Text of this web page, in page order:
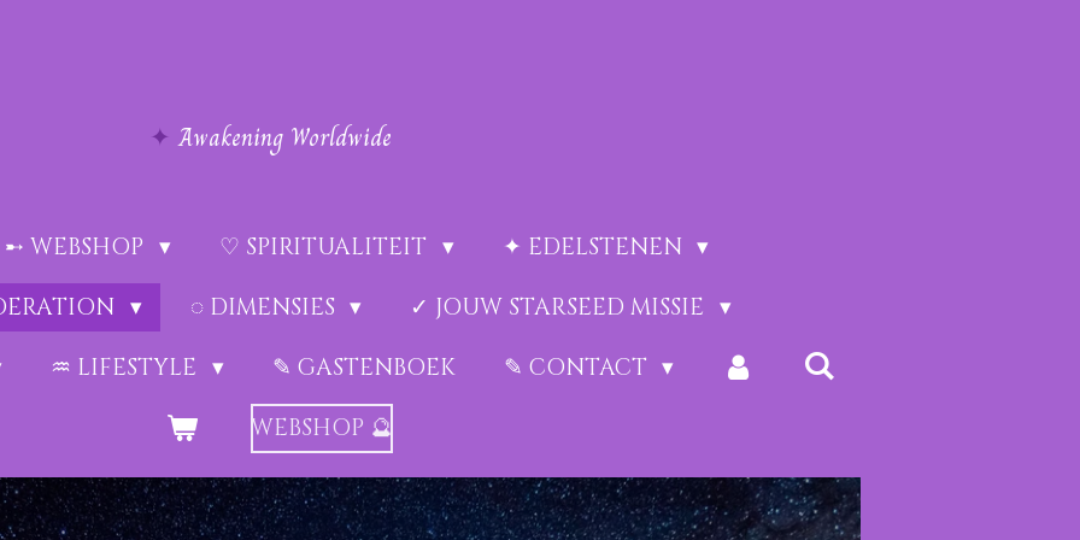
✦ Awakening Worldwide
➸ WEBSHOP ♡ SPIRITUALITEIT
✦ EDELSTENEN
◌ DIMENSIES
✓ JOUW STARSEED MISSIE
♒︎ LIFESTYLE ✎ GASTENBOEK
✎ CONTACT
WEBSHOP 🔮